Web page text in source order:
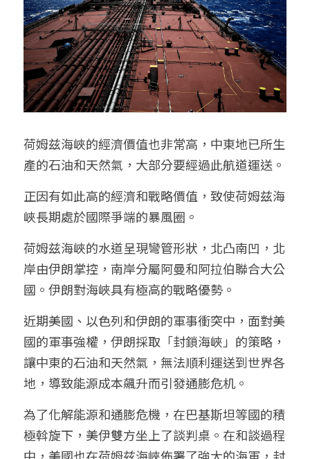
荷姆兹海峽的經濟價值也非常高，中東地已所生
產的石油和天然氣，大部分要經過此航道運送。
正因有如此高的經濟和戰略價值，致使荷姆兹海
峽長期處於國際爭端的暴風圈。
荷姆兹海峽的水道呈現彎管形狀，北凸南凹，北
岸由伊朗掌控，南岸分屬阿曼和阿拉伯聯合大公
國。伊朗對海峽具有極高的戰略優勢。
近期美國、以色列和伊朗的軍事衝突中，面對美
國的軍事強權，伊朗採取「封鎖海峽」的策略，
讓中東的石油和天然氣，無法順利運送到世界各
地，導致能源成本飆升而引發通膨危机。
為了化解能源和通膨危機，在巴基斯坦等國的積
極斡旋下，美伊雙方坐上了談判桌。在和談過程